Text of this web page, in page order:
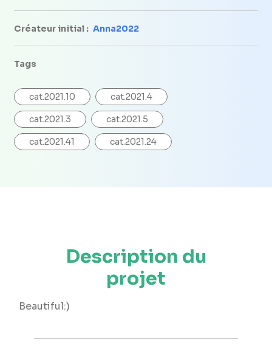
Créateur initial : Anna2022
Tags
cat.2021.10 cat.2021.4
cat.2021.3 cat.2021.5
cat.2021.41 cat.2021.24
Description du
projet
Beautiful:)